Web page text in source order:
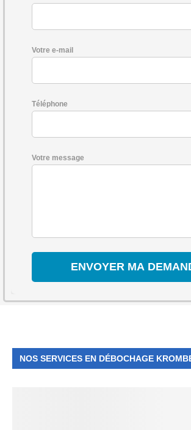
Votre e-mail
Téléphone
Votre message
NOS SERVICES EN DÉBOCHAGE